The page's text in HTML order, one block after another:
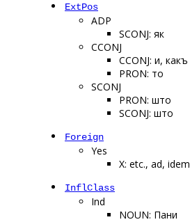
ExtPos
ADP
SCONJ: як
CCONJ
CCONJ: и, какъ
PRON: то
SCONJ
PRON: што
SCONJ: што
Foreign
Yes
X: etc., ad,
InflClass
Ind
NOUN: Пани